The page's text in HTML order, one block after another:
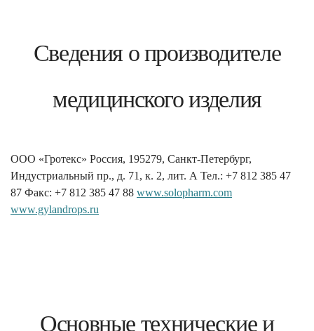
Сведения о производителе
медицинского изделия
ООО «Гротекс» Россия, 195279, Санкт-Петербург,
Индустриальный пр., д. 71, к. 2, лит. А Тел.: +7 812 385 47
87 Факс: +7 812 385 47 88 www.solopharm.com
www.gylandrops.ru
Основные технические и